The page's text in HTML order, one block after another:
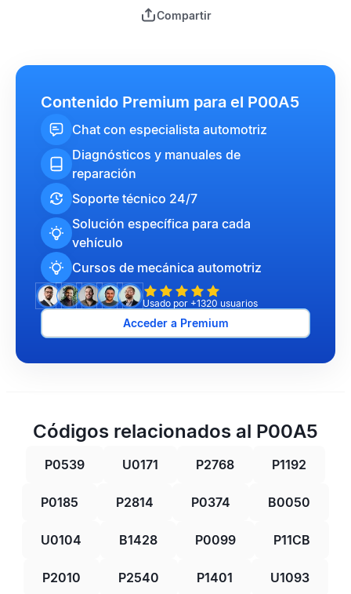
Compartir
Contenido Premium para el P00A5
Chat con especialista automotriz
Diagnósticos y manuales de
reparación
Soporte técnico 24/7
Solución específica para cada
vehículo
Cursos de mecánica automotriz
Usado por +1320 usuarios
Acceder a Premium
Códigos relacionados al P00A5
P0539 U0171 P2768 P1192
P0185 P2814 P0374 B0050
U0104 B1428 P0099 P11CB
P2010 P2540 P1401 U1093